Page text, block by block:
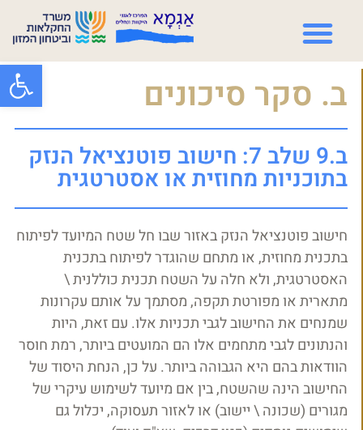
פתח ב. סקר סיכונים
ב.9 שלב 7: חישוב פוטנציאל הנזק
בתוכניות מחוזית או אסטרטגית
חישוב פוטנציאל הנזק באזור שבו חל שטח המיועד לפיתוח
בתכנית מחוזית, או מתחם שהוגדר לפיתוח בתכנית
האסטרטגית, ולא חלה על השטח תכנית כוללנית \
מתארית או מפורטת תקפה, מסתמך על אותם עקרונות
שמנחים את החישוב לגבי תכניות אלו. עם זאת, היות
והנתונים לגבי מתחמים אלו הם המועטים ביותר, רמת חוסר
הוודאות בהם היא הגבוהה ביותר. על כן, הנחת היסוד של
החישוב הינה שהשטח, בין אם מיועד לשימוש עיקרי של
מגורים (שכונה \ יישוב) או לאזור תעסוקה, יכלול גם